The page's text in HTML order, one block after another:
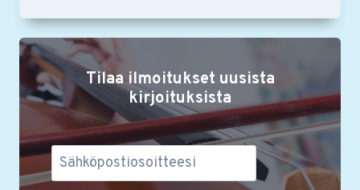
JÓZSEF
HÁRSIN
RUOKAOHJEIDEN
TEEMANA
KIRVELI
Tilaa ilmoitukset uusista
kirjoituksista